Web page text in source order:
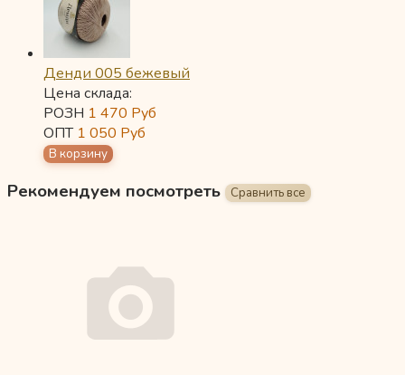
Денди 005 бежевый
Цена склада:
РОЗН 1 470 Руб
ОПТ 1 050 Руб
Рекомендуем посмотреть